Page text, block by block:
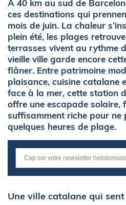
À 40 km au sud de
ces destinations qui
mois de juin. La chaleur
plein été, les plages
terrasses vivent au rythme
vieille ville garde encore
flâner. Entre patrimoine
plaisance, cuisine catalane
face à la mer, cette station
offre une escapade solaire,
suffisamment riche pour ne
quelques heures de plage.
Une ville catalane qui sent